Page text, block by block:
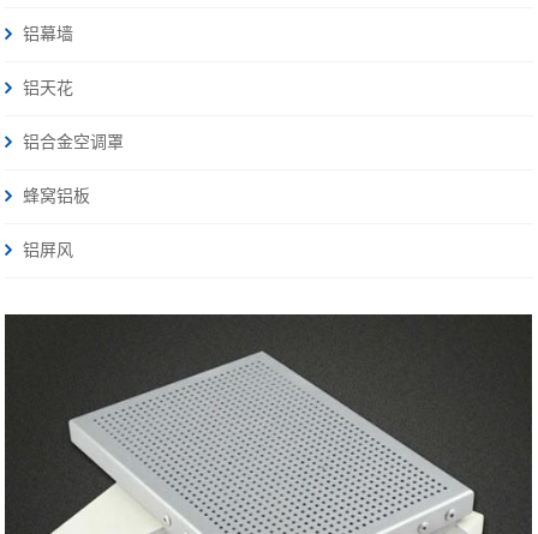
铝幕墙
铝天花
铝合金空调罩
蜂窝铝板
铝屏风